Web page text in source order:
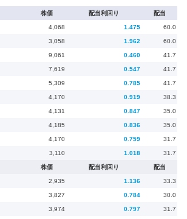
株価 配当利回り 配当
4,068 1.475 60.0
3,058 1.962 60.0
9,061 0.460 41.7
7,619 0.547 41.7
5,309 0.785 41.7
4,170 0.919 38.3
4,131 0.847 35.0
4,185 0.836 35.0
4,170 0.759 31.7
3,110 1.018 31.7
株価 配当利回り 配当
2,935 1.136 33.3
3,827 0.784 30.0
3,974 0.797 31.7